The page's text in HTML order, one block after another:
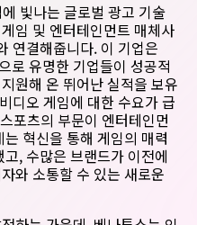
빛나는 글로벌 광고 기술
임 및 엔터테인먼트 매체사
연결해줍니다. 이 기업은
로 유명한 기업들이 성공적
원해 온 뛰어난 실적을 보유
디오 게임에 대한 수요가 급
포츠의 부문이 엔터테인먼
혁신을 통해 게임의 매력
, 수많은 브랜드가 이전에
와 소통할 수 있는 새로운